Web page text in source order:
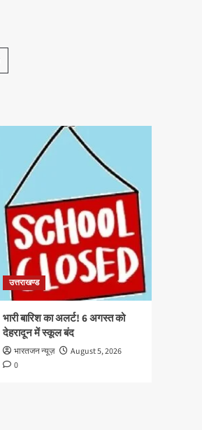
उत्तराखण्ड
भारी बारिश का अलर्ट! 6 अगस्त को
देहरादून में स्कूल बंद
भारतजन न्यूज़
August 5, 2026
0